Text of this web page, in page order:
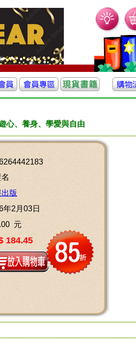
心、養身、學愛與自由
版
年2月03日
元
184.45